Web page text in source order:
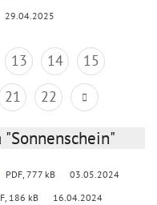
29.04.2025
13 14
15
21 22
PDF, 777 kB 03.05.2024
186 kB 16.04.2024